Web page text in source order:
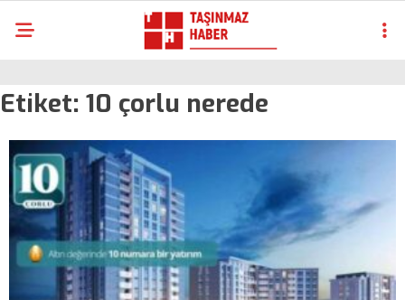
Etiket: 10 çorlu nerede